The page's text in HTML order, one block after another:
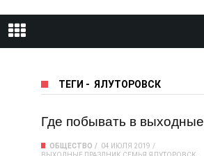
ТЕГИ - ЯЛУТОРОВСК
Где побывать в выходные
ОБЩЕСТВО
04 ИЮЛЯ 2019